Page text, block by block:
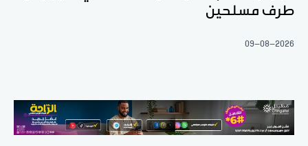
طرف مسلحين
09-08-2026